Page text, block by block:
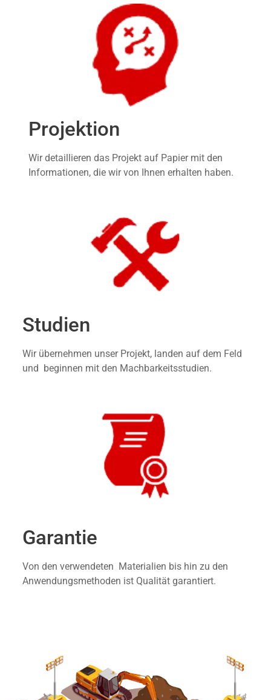
Projektion
Wir detaillieren das Projekt auf Papier mit den
Informationen, die wir von Ihnen erhalten haben.
Studien
Wir übernehmen unser Projekt, landen auf dem Feld
und beginnen mit den Machbarkeitsstudien.
Garantie
Von den verwendeten Materialien bis hin zu den
Anwendungsmethoden ist Qualität garantiert.